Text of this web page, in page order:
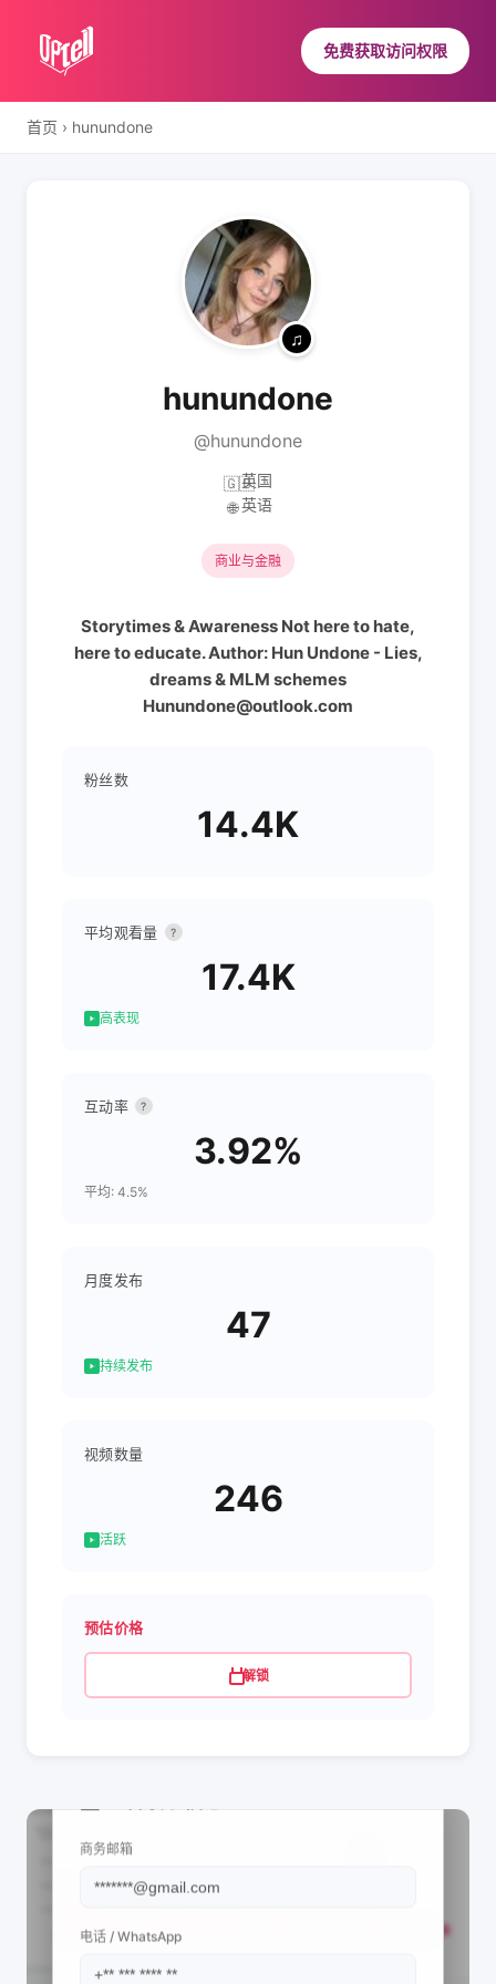
免费获取访问权限
首页 › hunundone
hunundone
@hunundone
🇬🇧英国
🌐 英语
商业与金融
Storytimes & Awareness Not here to hate,
here to educate. Author: Hun Undone - Lies,
dreams & MLM schemes
Hunundone@outlook.com
粉丝数
14.4K
平均观看量 ?
17.4K
高表现
互动率 ?
3.92%
平均: 4.5%
月度发布
47
持续发布
视频数量
246
活跃
预估价格
解锁
商务邮箱
电话 / WhatsApp